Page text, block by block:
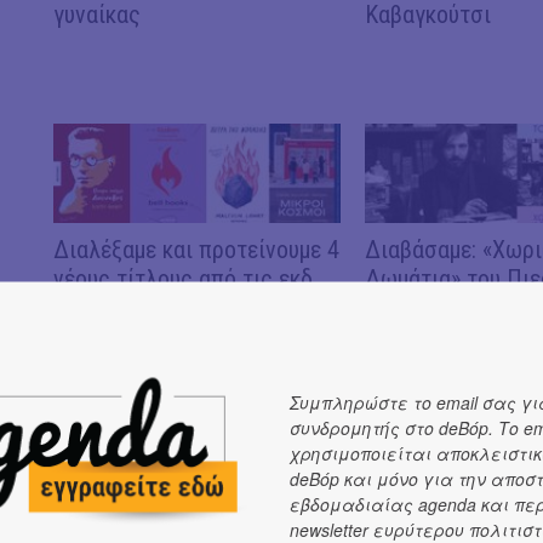
γυναίκας
Καβαγκούτσι
Διαλέξαμε και προτείνουμε 4
νέους τίτλους από τις εκδ.
Διαβάσαμε:
Δωμάτια» του
Διαβάσαμε: «Από τα ξένα
στα ξένα» των
Διαβάσαμε: «Η
αθωότητάς μου»
Συμπληρώστε το email σας
συνδρομητής στο deBόp. Το
χρησιμοποιείται
deBόp και μόνο για την
εβδομαδιαίας agenda και
newsletter ευρύτερου